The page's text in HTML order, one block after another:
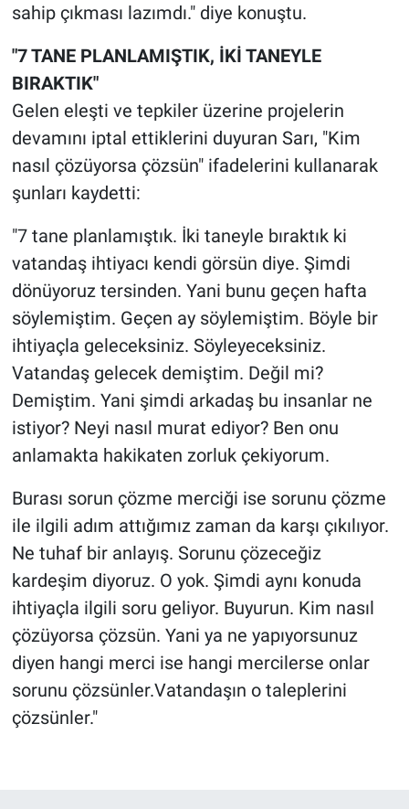
sahip çıkması lazımdı." diye konuştu.
"7 TANE PLANLAMIŞTIK, İKİ TANEYLE
BIRAKTIK"
Gelen eleşti ve tepkiler üzerine projelerin
devamını iptal ettiklerini duyuran Sarı, "Kim
nasıl çözüyorsa çözsün" ifadelerini kullanarak
şunları kaydetti:
"7 tane planlamıştık. İki taneyle bıraktık ki
vatandaş ihtiyacı kendi görsün diye. Şimdi
dönüyoruz tersinden. Yani bunu geçen hafta
söylemiştim. Geçen ay söylemiştim. Böyle bir
ihtiyaçla geleceksiniz. Söyleyeceksiniz.
Vatandaş gelecek demiştim. Değil mi?
Demiştim. Yani şimdi arkadaş bu insanlar ne
istiyor? Neyi nasıl murat ediyor? Ben onu
anlamakta hakikaten zorluk çekiyorum.
Burası sorun çözme merciği ise sorunu çözme
ile ilgili adım attığımız zaman da karşı çıkılıyor.
Ne tuhaf bir anlayış. Sorunu çözeceğiz
kardeşim diyoruz. O yok. Şimdi aynı konuda
ihtiyaçla ilgili soru geliyor. Buyurun. Kim nasıl
çözüyorsa çözsün. Yani ya ne yapıyorsunuz
diyen hangi merci ise hangi mercilerse onlar
sorunu çözsünler.Vatandaşın o taleplerini
çözsünler."